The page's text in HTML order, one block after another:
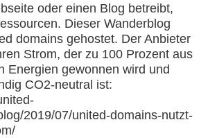
oder einen Blog betreibt,
Dieser Wanderblog
domains gehostet. Der Anbieter
Strom, der zu 100 Prozent aus
Energien gewonnen wird und
CO2-neutral ist:
2019/07/united-domains-nutzt-